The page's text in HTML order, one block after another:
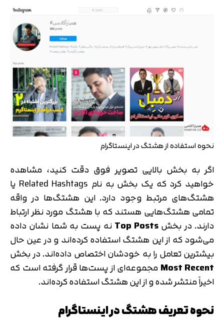
نحوه استفاده از هشتگ در اینستاگرام
اگر به بخش بالایی تصویر فوق دقت کنید، مشاهده
خواهید کرد که یک بخش به نام Related Hashtags یا
هشتگ‌های مرتبط وجود دارد. این هشتگ‌ها در واقه
تمامی هشتگ‌هایی هستند که با هشتگ مورد نظر ارتباط
دارند. در بخشTop Postsنه پست به شما نشان داده
می‌شود که از این هشتگ استفاده کرده‌اند و در عین حال
بیشترین تعامل را به خودشان اختصاص داده‌اند. در بخش
Most Recentمجموعه‌ای از پست‌ها قرار گرفته است که
اخیراً منتشر شده و از این هشتگ استفاده کرده‌اند.
نحوه تعریف هشتگ در اینستاگرام